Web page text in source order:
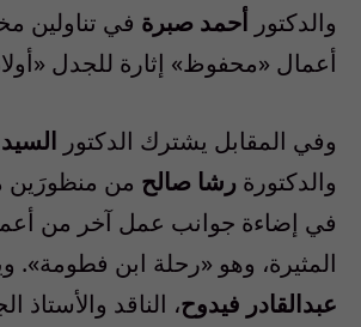
والدكتور أحمد صبرة في تناولين
أعمال «محفوظ» إثارة للجدل
وفي المقابل يشترك الدكتور
والدكتورة رشا صالح من منظورَين
في إضاءة جوانب عمل آخر من
المثيرة، وهو «رحلة ابن فطومة».
عبدالقادر فيدوح، الناقد والأستاذ